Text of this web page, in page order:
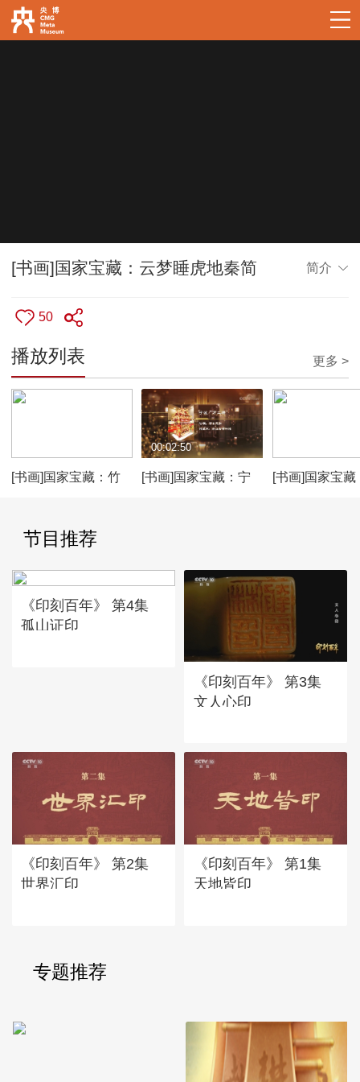
[书画]国家宝藏：云梦睡虎地秦简 简介
50
播放列表 更多 >
[书画]国家宝藏：竹
[书画]国家宝藏：宁
00:02:50
[书画]国家宝藏
节目推荐
《印刻百年》 第4集
孤山证印
《印刻百年》 第3集
文人心印
《印刻百年》 第2集
世界汇印
《印刻百年》 第1集
天地皆印
专题推荐